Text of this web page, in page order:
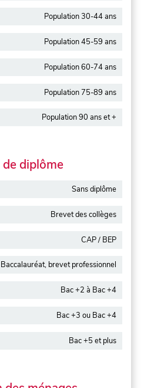
Population 30-44 ans
Population 45-59 ans
Population 60-74 ans
Population 75-89 ans
Population 90 ans et +
diplôme
Sans diplôme
Brevet des collèges
CAP / BEP
Baccalauréat, brevet professionnel
Bac +2 à Bac +4
Bac +3 ou Bac +4
Bac +5 et plus